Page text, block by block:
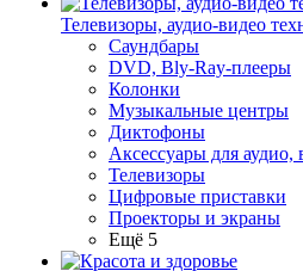
Телевизоры, аудио-видео
Саундбары
DVD, Bly-Ray-плееры
Колонки
Музыкальные центры
Диктофоны
Аксессуары для
Телевизоры
Цифровые приставки
Проекторы и экраны
Ещё 5